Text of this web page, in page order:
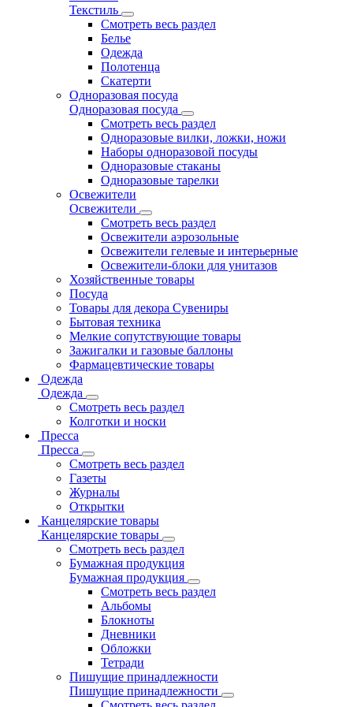
Текстиль
Смотреть весь раздел
Белье
Одежда
Полотенца
Скатерти
Одноразовая посуда
Одноразовая посуда
Смотреть весь раздел
Одноразовые вилки, ложки, ножи
Наборы одноразовой посуды
Одноразовые стаканы
Одноразовые тарелки
Освежители
Освежители
Смотреть весь раздел
Освежители аэрозольные
Освежители гелевые и интерьерные
Освежители-блоки для унитазов
Хозяйственные товары
Посуда
Товары для декора Сувениры
Бытовая техника
Мелкие сопутствующие товары
Зажигалки и газовые баллоны
Фармацевтические товары
Одежда
Одежда
Смотреть весь раздел
Колготки и носки
Пресса
Пресса
Смотреть весь раздел
Газеты
Журналы
Открытки
Канцелярские товары
Канцелярские товары
Смотреть весь раздел
Бумажная продукция
Бумажная продукция
Смотреть весь раздел
Альбомы
Блокноты
Дневники
Обложки
Тетради
Пишущие принадлежности
Пишущие принадлежности